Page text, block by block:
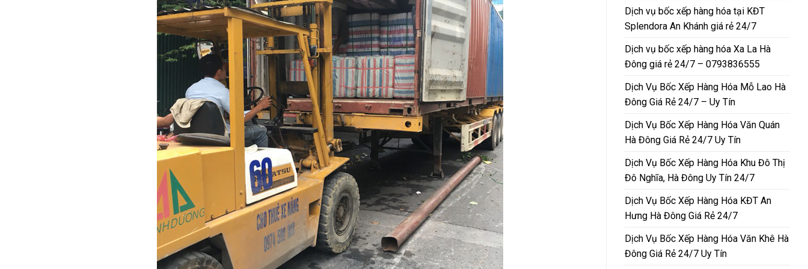
Dịch vụ bốc xếp hàng hóa tại KĐT
Splendora An Khánh giá rẻ 24/7
Dịch vụ bốc xếp hàng hóa Xa La Hà
Đông giá rẻ 24/7 – 0793836555
Dịch Vụ Bốc Xếp Hàng Hóa Mỗ Lao Hà
Đông Giá Rẻ 24/7 – Uy Tín
Dịch Vụ Bốc Xếp Hàng Hóa Văn Quán
Hà Đông Giá Rẻ 24/7 Uy Tín
Dịch Vụ Bốc Xếp Hàng Hóa Khu Đô Thị
Đô Nghĩa, Hà Đông Uy Tín 24/7
Dịch Vụ Bốc Xếp Hàng Hóa KĐT An
Hưng Hà Đông Giá Rẻ 24/7
Dịch Vụ Bốc Xếp Hàng Hóa Văn Khê Hà
Đông Giá Rẻ 24/7 Uy Tín